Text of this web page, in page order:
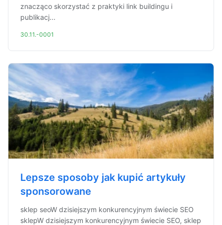
znacząco skorzystać z praktyki link buildingu i
publikacj...
30.11.-0001
Lepsze sposoby jak kupić artykuły
sponsorowane
sklep seoW dzisiejszym konkurencyjnym świecie SEO
sklepW dzisiejszym konkurencyjnym świecie SEO, sklep